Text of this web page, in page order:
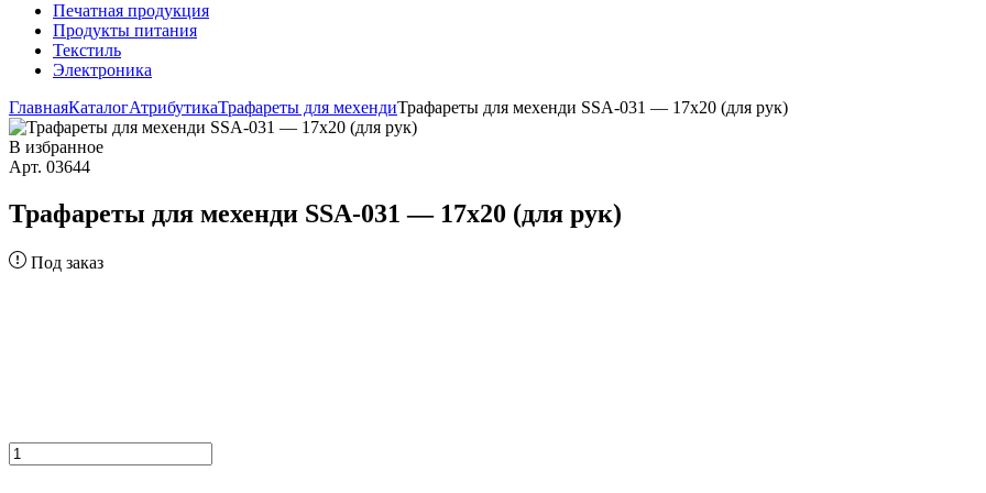
Печатная продукция
Продукты питания
Текстиль
Электроника
ГлавнаяКаталогАтрибутикаТрафареты для мехендиТрафареты для мехенди SSA-031 — 17х20 (для рук)
В избранное
Арт. 03644
Трафареты для мехенди SSA-031 — 17х20 (для рук)
Под заказ